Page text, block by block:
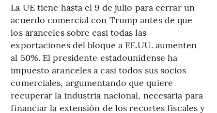
La UE tiene hasta el 9 de julio para cerrar un
acuerdo comercial con Trump antes de que
los aranceles sobre casi todas las
exportaciones del bloque a EE.UU. aumenten
al 50%. El presidente estadounidense ha
impuesto aranceles a casi todos sus socios
comerciales, argumentando que quiere
recuperar la industria nacional, necesaria para
financiar la extensión de los recortes fiscales y